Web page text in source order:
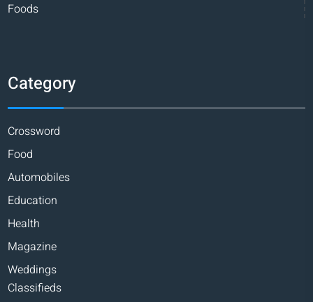
Foods
Category
Crossword
Food
Automobiles
Education
Health
Magazine
Weddings
Classifieds